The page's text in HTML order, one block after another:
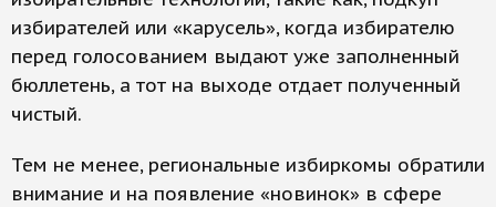
избирателей или «карусель», когда избирателю
перед голосованием выдают уже заполненный
бюллетень, а тот на выходе отдает полученный
чистый.
Тем не менее, региональные избиркомы обратили
внимание и на появление «новинок» в сфере